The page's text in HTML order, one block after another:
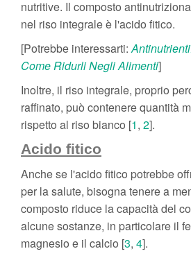
nutritive. Il composto
nel riso integrale è l'acido fitico.
[Potrebbe interessarti:
Come Ridurli Negli Alimenti]
Inoltre, il riso integrale, proprio
raffinato, può contenere quantità
rispetto al riso bianco [1, 2].
Acido fitico
Anche se l'acido fitico potrebbe
per la salute, bisogna tenere a
composto riduce la capacità del
alcune sostanze, in particolare il
magnesio e il calcio [3, 4].